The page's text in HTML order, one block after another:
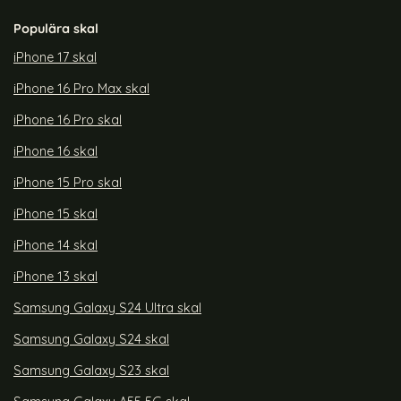
Populära skal
iPhone 17 skal
iPhone 16 Pro Max skal
iPhone 16 Pro skal
iPhone 16 skal
iPhone 15 Pro skal
iPhone 15 skal
iPhone 14 skal
iPhone 13 skal
Samsung Galaxy S24 Ultra skal
Samsung Galaxy S24 skal
Samsung Galaxy S23 skal